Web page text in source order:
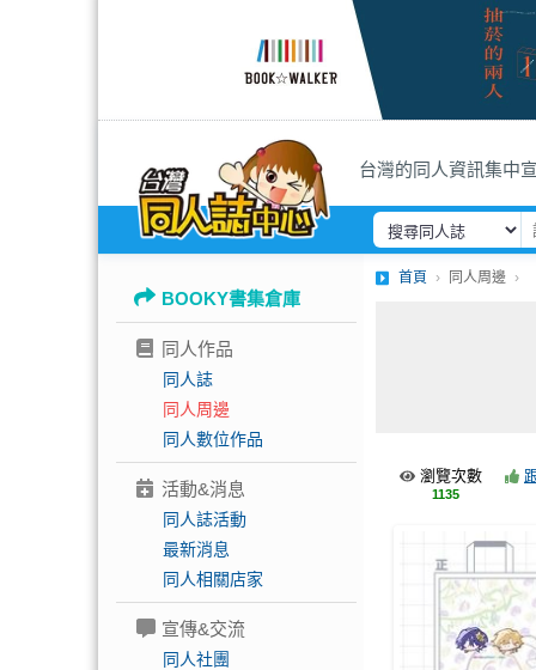
台灣的同人資訊集中
BOOKY書集倉庫
同人作品
同人誌
同人周邊
同人數位作品
活動&消息
同人誌活動
最新消息
同人相關店家
宣傳&交流
同人社團
首頁 同人周邊
瀏覽次數
1135